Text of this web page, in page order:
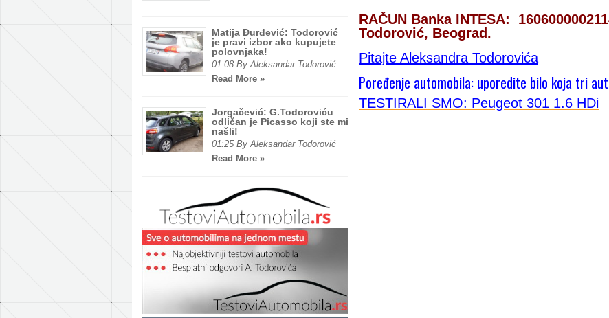
RAČUN Banka INTESA:
Todorović, Beograd.
Pitajte Aleksandra Todorovića
Poređenje automobila: uporedite bilo koja tri
TESTIRALI SMO: Peugeot 301 1.6 HDi
Matija Đurđević: Todorović
je pravi izbor ako kupujete
polovnjaka!
01:08 By Aleksandar Todorović
Read More »
Jorgačević: G.Todoroviću
odličan je Picasso koji ste mi
našli!
01:25 By Aleksandar Todorović
Read More »